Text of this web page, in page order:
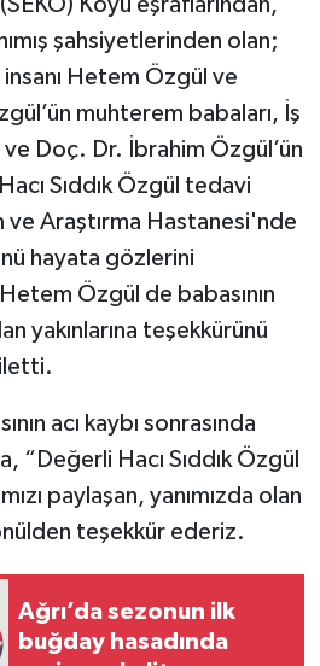
Köyü eşraflarından,
şahsiyetlerinden olan;
Hetem Özgül ve
muhterem babaları, İş
Doç. Dr. İbrahim Özgül’ün
Sıddık Özgül tedavi
ve Araştırma Hastanesi'nde
hayata gözlerini
Özgül de babasının
yakınlarına teşekkürünü
iletti.
acı kaybı sonrasında
“Değerli Hacı Sıddık Özgül
paylaşan, yanımızda olan
teşekkür ederiz.
Ağrı’da sezonun ilk
buğday hasadında